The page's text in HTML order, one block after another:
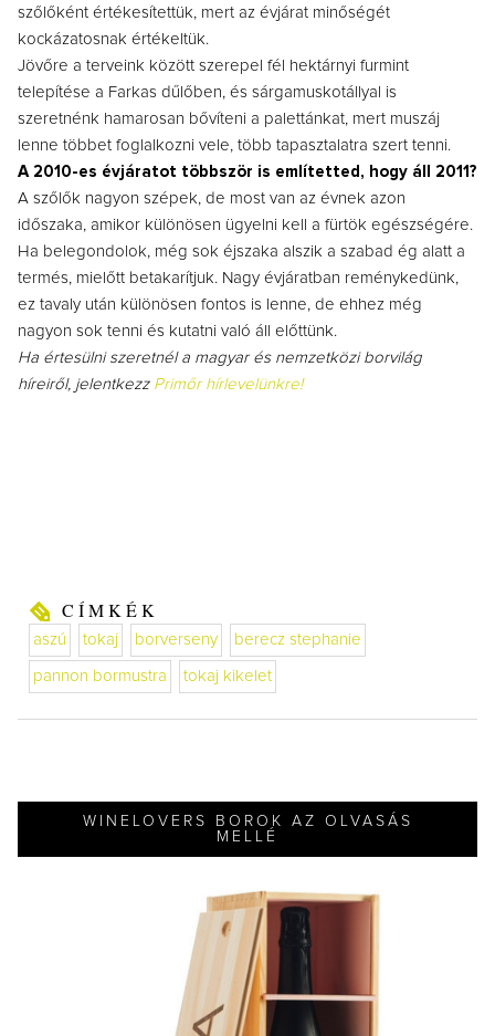
szőlőként értékesítettük, mert az évjárat minőségét
kockázatosnak értékeltük.
Jövőre a terveink között szerepel fél hektárnyi furmint
telepítése a Farkas dűlőben, és sárgamuskotállyal is
szeretnénk hamarosan bővíteni a palettánkat, mert muszáj
lenne többet foglalkozni vele, több tapasztalatra szert tenni.
A 2010-es évjáratot többször is említetted, hogy áll 2011?
A szőlők nagyon szépek, de most van az évnek azon
időszaka, amikor különösen ügyelni kell a fürtök egészségére.
Ha belegondolok, még sok éjszaka alszik a szabad ég alatt a
termés, mielőtt betakarítjuk. Nagy évjáratban reménykedünk,
ez tavaly után különösen fontos is lenne, de ehhez még
nagyon sok tenni és kutatni való áll előttünk.
Ha értesülni szeretnél a magyar és nemzetközi borvilág
híreiről, jelentkezz Primőr hírlevelünkre!
CÍMKÉK
aszú tokaj borverseny berecz stephanie
pannon bormustra tokaj kikelet
WINELOVERS BOROK AZ OLVASÁS
MELLÉ